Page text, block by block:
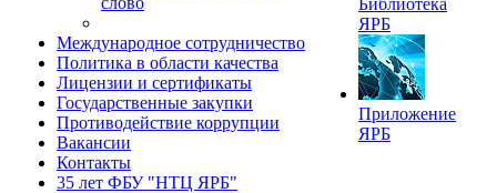
Международное сотрудничество
Политика в области качества
Лицензии и сертификаты
Государственные закупки
Противодействие коррупции
Вакансии
Контакты
35 лет ФБУ "НТЦ ЯРБ"
Библиотека
ЯРБ
Приложение
ЯРБ